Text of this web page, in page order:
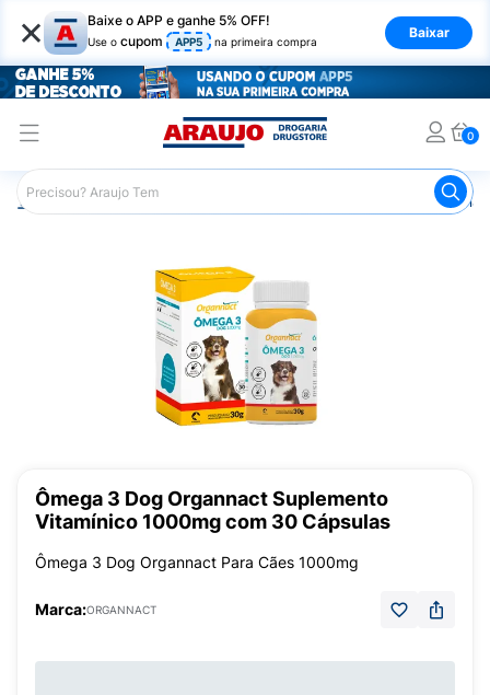
× Baixe o APP e ganhe 5% OFF!
Use o cupom APP5 na primeira compra
Baixar
0
Araujo Pet Shop Suplementos e
Ômega 3 Dog Organnact Suplemento
Vitamínico 1000mg com 30 Cápsulas
Ômega 3 Dog Organnact Para Cães 1000mg
Marca:ORGANNACT